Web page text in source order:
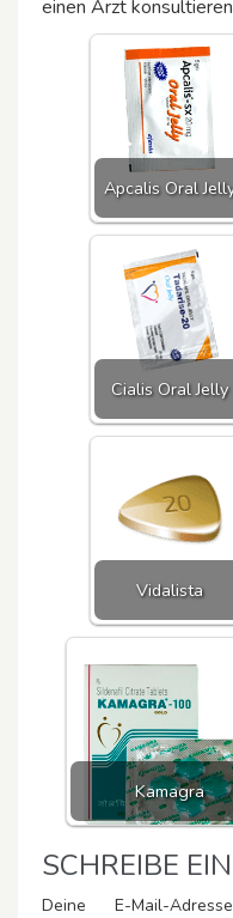
einen Arzt
Apcalis Oral
Cialis Oral Jelly
Vidalista
Kamagra
SCHREIBE
Deine E-Mail-